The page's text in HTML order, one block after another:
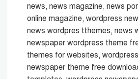
news, news magazine, news
online magazine, wordpress
news wordpres tthemes, news
newspaper wordpress theme
themes for websites,
newspaper theme free